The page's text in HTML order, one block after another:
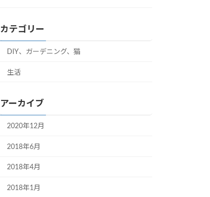
カテゴリー
DIY、ガーデニング、猫
生活
アーカイブ
2020年12月
2018年6月
2018年4月
2018年1月